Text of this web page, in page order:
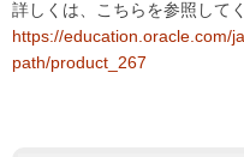
詳しくは、こちらを参照して
https://education.oracle.com/
path/product_267